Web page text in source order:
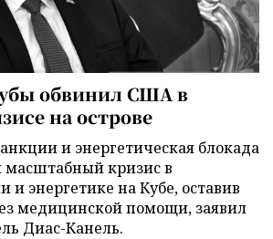
обвинил США в
на острове
и энергетическая блокада
масштабный кризис в
и энергетике на Кубе, оставив
медицинской помощи, заявил
Диас-Канель.